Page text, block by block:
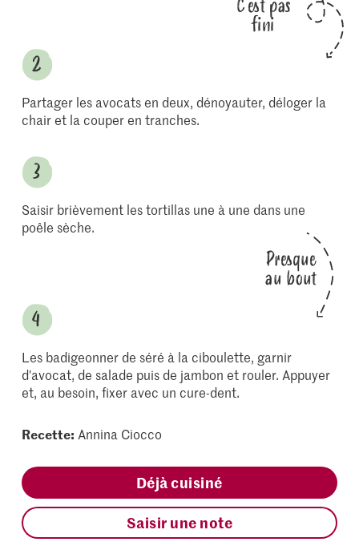
C'est pas
fini
Partager les avocats en deux, dénoyauter, déloger la
chair et la couper en tranches.
Saisir brièvement les tortillas une à une dans une
poêle sèche.
Presque
au bout
Les badigeonner de séré à la ciboulette, garnir
d'avocat, de salade puis de jambon et rouler. Appuyer
et, au besoin, fixer avec un cure-dent.
Recette: Annina Ciocco
Déjà cuisiné
Saisir une note